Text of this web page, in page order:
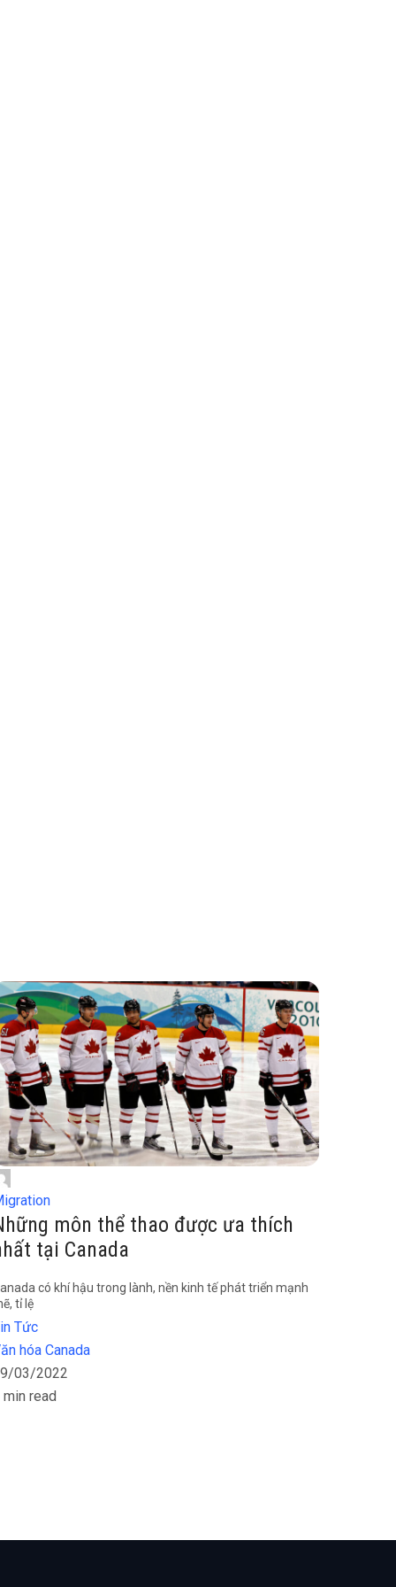
môn thể thao được ưa thích
tại Canada
có khí hậu trong lành, nền kinh tế phát triển mạnh
tỉ lệ
Tức
hóa Canada
03/2022
min read